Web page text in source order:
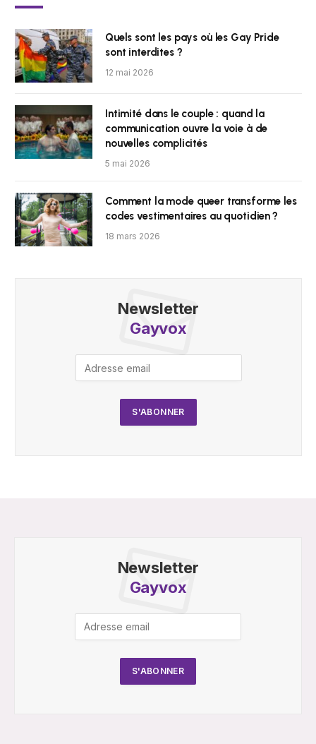
Quels sont les pays où les Gay Pride
sont interdites ?
12 mai 2026
Intimité dans le couple : quand la
communication ouvre la voie à de
nouvelles complicités
5 mai 2026
Comment la mode queer transforme les
codes vestimentaires au quotidien ?
18 mars 2026
Newsletter
Gayvox
Newsletter
Gayvox